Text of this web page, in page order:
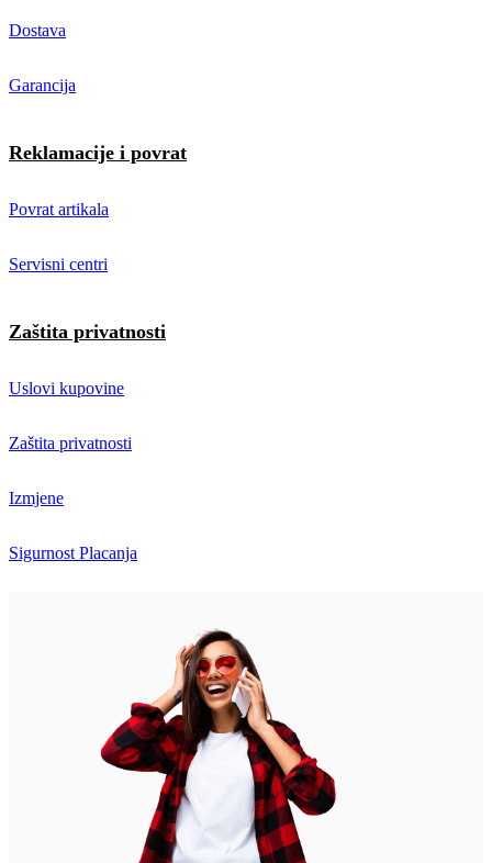
Dostava
Garancija
Reklamacije i povrat
Povrat artikala
Servisni centri
Zaštita privatnosti
Uslovi kupovine
Zaštita privatnosti
Izmjene
Sigurnost Placanja